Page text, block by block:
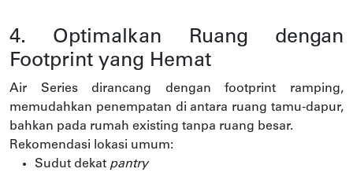
4. Optimalkan Ruang dengan
Footprint yang Hemat
Air Series dirancang dengan footprint ramping,
memudahkan penempatan di antara ruang tamu-dapur,
bahkan pada rumah existing tanpa ruang besar.
Rekomendasi lokasi umum:
Sudut dekat pantry